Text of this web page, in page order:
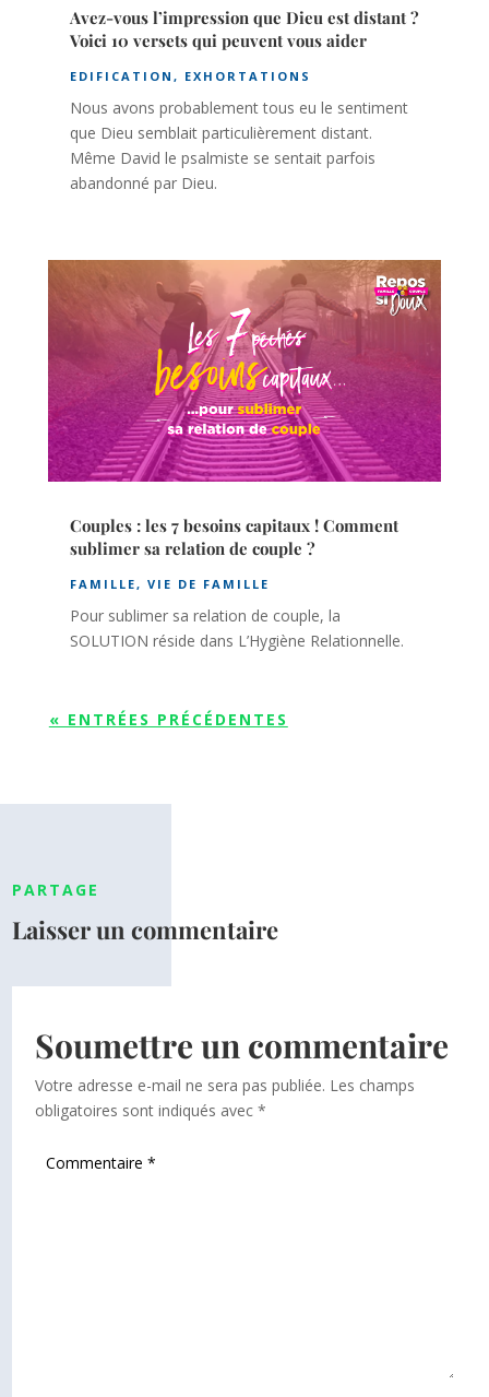
Avez-vous l’impression que Dieu est distant ?
Voici 10 versets qui peuvent vous aider
EDIFICATION , EXHORTATIONS
Nous avons probablement tous eu le sentiment
que Dieu semblait particulièrement distant.
Même David le psalmiste se sentait parfois
abandonné par Dieu.
Couples : les 7 besoins capitaux ! Comment
sublimer sa relation de couple ?
FAMILLE, VIE DE FAMILLE
Pour sublimer sa relation de couple, la
SOLUTION réside dans L’Hygiène Relationnelle.
« ENTRÉES PRÉCÉDENTES
PARTAGE
Laisser un commentaire
Soumettre un commentaire
Votre adresse e-mail ne sera pas publiée. Les champs
obligatoires sont indiqués avec*